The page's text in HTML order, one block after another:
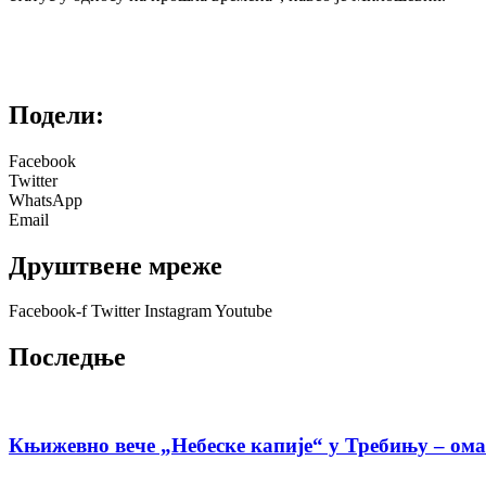
Подели:
Facebook
Twitter
WhatsApp
Email
Друштвене мреже
Facebook-f Twitter InstagramYoutube
Последње
Књижевно вече „Небеске капије“ у Требињу –